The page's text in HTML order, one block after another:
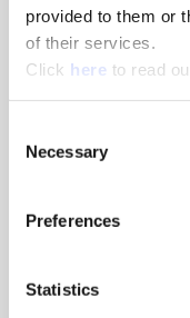
provided to them or
of their services.
Click here (Opens
to read
Selection
Necessary
Preferences
Statistics
Beachten Sie die
Wohlhaupter & Allied
werden. Prüfen Sie,